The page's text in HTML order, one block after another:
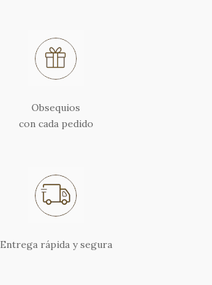
Obsequios
con cada pedido
Entrega rápida y segura